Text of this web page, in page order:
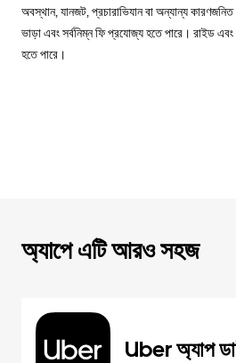
অবস্থান, যানজট, প্রচারাভিযান বা অন্যান্য কারণজনিত
ভাড়া এবং সর্বনিম্ন ফি প্রযোজ্য হতে পারে। রাইড
হতে পারে।
অ্যাপে এটি আরও সহজ
Uber অ্যাপ